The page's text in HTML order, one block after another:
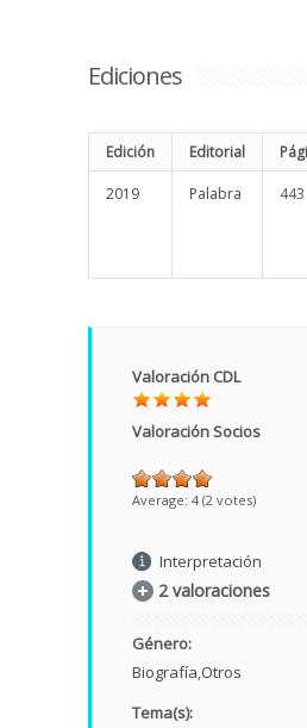
Ediciones
Edición Editorial
2019 Palabra 443
Valoración CDL
Valoración Socios
Average: 4 (2 votes)
Interpretación
2 valoraciones
Género:
Biografía Otros
Tema(s):